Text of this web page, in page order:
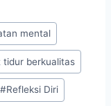
mental
tidur berkualitas
#Refleksi Diri